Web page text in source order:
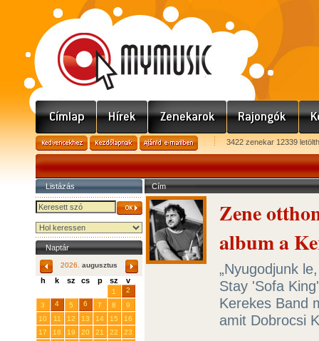
3422 zenekar 12339
Listázás
Naptár
2026. augusztus
h k sz cs p sz v
1
2
3
4 5 6 7 8
9
10
11 12 13 14 15
16
17
18 19 20 21 22
23
Cím
Zene
album a
„Nyugodjunk
Stay 'Sofa
Kerekes Band
amit Dobrocsi